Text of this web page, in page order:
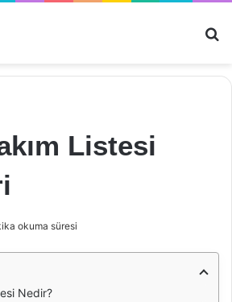
Listesi
okuma süresi
Nedir?